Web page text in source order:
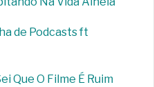
de Podcasts ft
Que O Filme É Ruim